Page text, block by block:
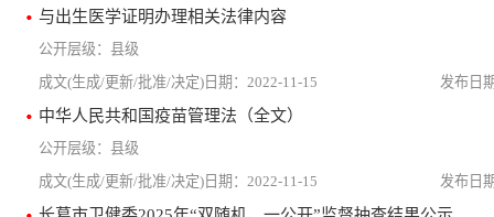
与出生医学证明办理相关法律内容
县级
2022-11-15
中华人民共和国疫苗管理法（全文）
县级
2022-11-15